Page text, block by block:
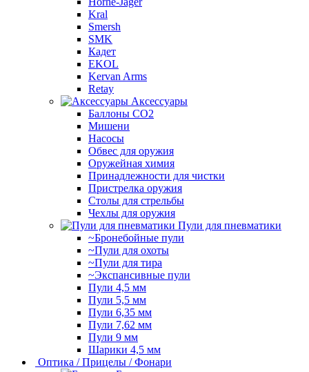
Kral
Smersh
SMK
Кадет
EKOL
Kervan Arms
Retay
Аксессуары
Баллоны СО2
Мишени
Насосы
Обвес для оружия
Оружейная химия
Принадлежности для чистки
Пристрелка оружия
Столы для стрельбы
Чехлы для оружия
Пули для пневматики
~Бронебойные пули
~Пули для охоты
~Пули для тира
~Экспансивные пули
Пули 4,5 мм
Пули 5,5 мм
Пули 6,35 мм
Пули 7,62 мм
Пули 9 мм
Шарики 4,5 мм
Оптика / Прицелы / Фонари